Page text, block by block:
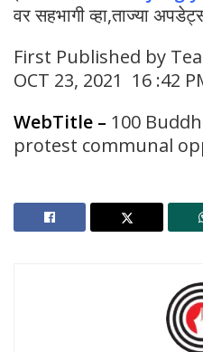
वर सहभागी व्हा,ताज्या
First Published by
OCT 23, 2021 16 :42
WebTitle – 100
protest communal